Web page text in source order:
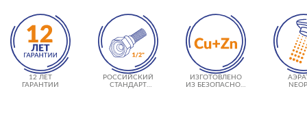
12 ЛЕТ
ГАРАНТИИ
РОССИЙСКИЙ
СТАНДАРТ
ИЗГОТОВЛЕНО
ИЗ БЕЗОПАСНОЙ